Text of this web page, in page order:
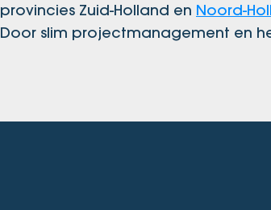
provincies Zuid-Holland en Noord-
Door slim projectmanagement en